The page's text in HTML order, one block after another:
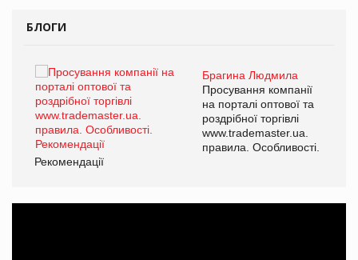
БЛОГИ
Брагина Людмила
Просування компанії
на порталі оптової та
роздрібної торгівлі
www.trademaster.ua.
правила. Особливості.
Рекомендації